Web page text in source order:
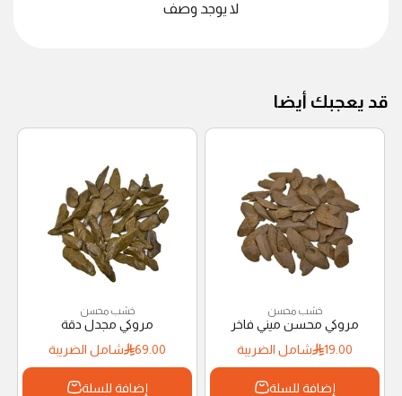
لا يوجد وصف
قد يعجبك أيضا
خشب محسن
مروكي محسن ميني فاخر
19.00
شامل الضريبة
إضافة للسلة
خشب محسن
مروكي مجدل دقة
69.00
شامل الضريبة
إضافة للسلة